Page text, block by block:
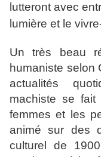
lutteront avec
lumière et le
Un très beau
humaniste selon
actualités
machiste se
femmes et les
animé sur des
culturel de